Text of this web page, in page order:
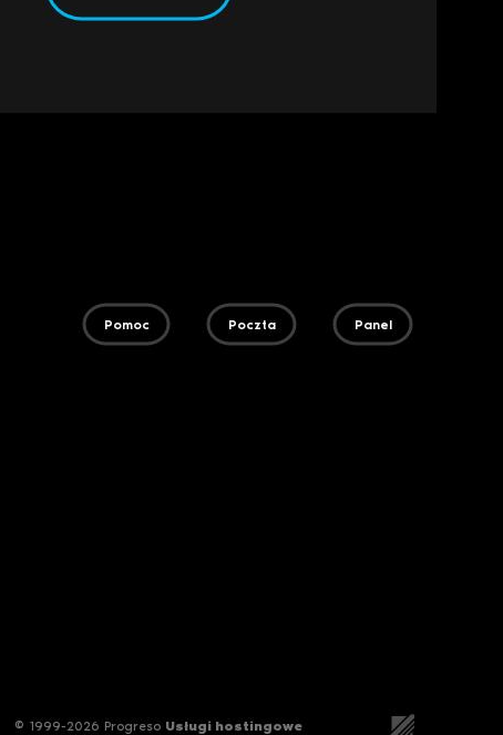
Pomoc Poczta Panel
© 1999-2026 Progreso Usługi hostingowe